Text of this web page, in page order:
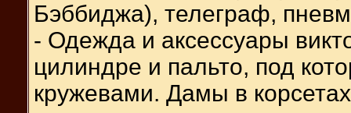
Бэббиджа), телеграф,
- Одежда и аксессуары
цилиндре и пальто, под
кружевами. Дамы в